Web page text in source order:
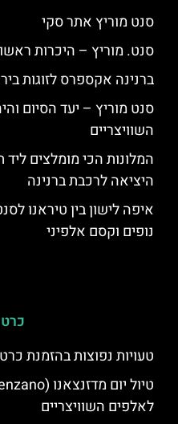
סנט מוריץ אתר סקי
סנט. מוריץ – היכרות
ברנינה אקספרס לזוגות
סנט מוריץ – יעד הסיום
השוויצריים
המלונות הכי מומלצים
היציאה לרכבת ברנינה
איפה לישון בין טיראנו
נופים וקסם אלפיני
טעויות נפוצות בהזמנת
לאלפים השוויצריים